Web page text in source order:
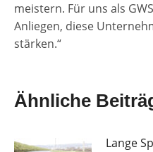
meistern. Für uns als
Anliegen, diese
stärken.“
Ähnliche
Lange